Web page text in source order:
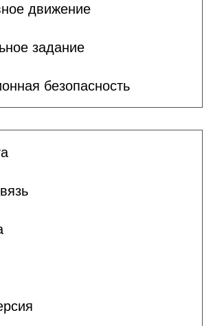
движение
задание
безопасность